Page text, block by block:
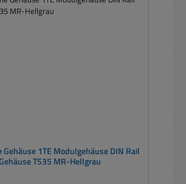
Gehäuse 1TE Modulgehäuse DIN Rail
TS35 MR-Hellgrau